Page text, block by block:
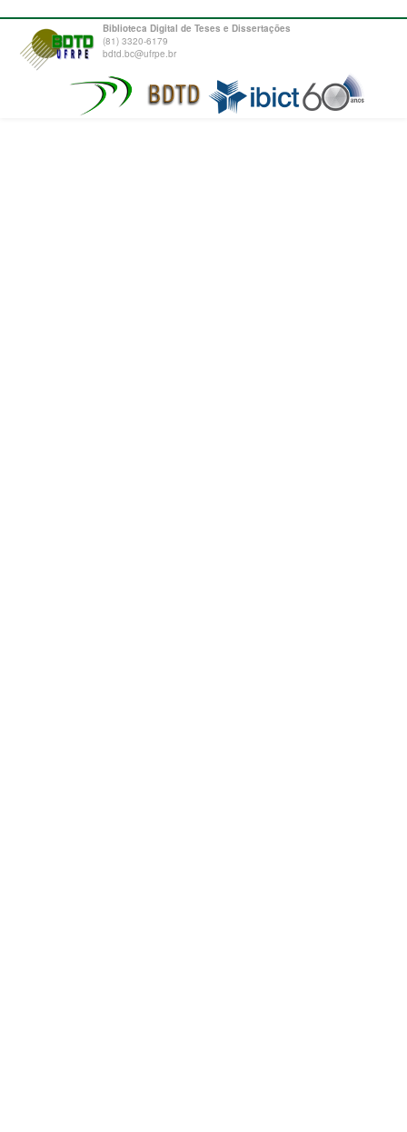
Biblioteca Digital de Teses e Dissertações
(81) 3320-6179
bdtd.bc@ufrpe.br